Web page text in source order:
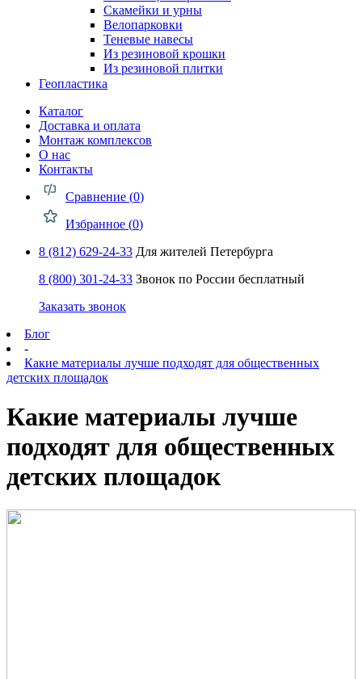
Скамейки и урны
Велопарковки
Теневые навесы
Из резиновой крошки
Из резиновой плитки
Геопластика
Каталог
Доставка и оплата
Монтаж комплексов
О нас
Контакты
Сравнение (0)
Избранное (0)
8 (812) 629-24-33 Для жителей Петербурга
8 (800) 301-24-33 Звонок по России бесплатный
Заказать звонок
Блог
-
Какие материалы лучше подходят для общественных
детских площадок
Какие материалы лучше
подходят для общественных
детских площадок